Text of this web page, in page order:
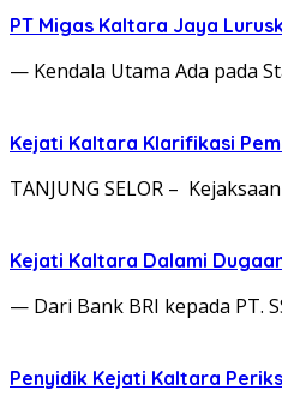
PT Migas Kaltara Jaya
— Kendala Utama Ada pada
‎Kejati Kaltara Klarifikasi
TANJUNG SELOR –
Kejati Kaltara Dalami
— Dari Bank BRI kepada PT.
Penyidik Kejati Kaltara